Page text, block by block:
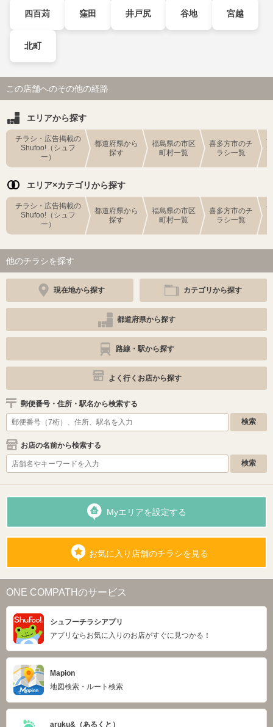
四百苅 窪田 井戸尻 谷地 宮越
北町
この店舗へのその他の経路
エリアから探す
チラシ・広告掲載の
Shufoo!（シュフ
ー）
都道府県から
探す
福島県の市区
町村一覧
喜多方市のチ
ラシ一覧
エリア×カテゴリから探す
チラシ・広告掲載の
Shufoo!（シュフ
ー）
都道府県から
探す
福島県の市区
町村一覧
喜多方市のチ
ラシ一覧
他のチラシを探す
現在地から探す カテゴリから探す
都道府県から探す
路線・駅から探す
よく行くお店から探す
郵便番号・住所・駅名から検索する
お店の名前から検索する
Myエリアを設定する
お気に入り店舗のチラシを見る
ONE COMPATHのサービス
シュフーチラシアプリ
アプリならお気に入りのお店がすぐに見つかる！
Mapion
地図検索・ルート検索
aruku&（あるくと）